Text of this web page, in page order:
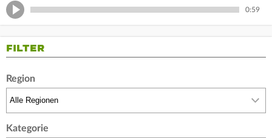
0:59
FILTER
Region
Kategorie